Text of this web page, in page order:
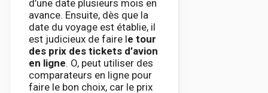
d’une date plusieurs mois en
avance. Ensuite, dès que la
date du voyage est établie, il
est judicieux de faire le tour
des prix des tickets d’avion
en ligne. O, peut utiliser des
comparateurs en ligne pour
faire le bon choix, car le prix